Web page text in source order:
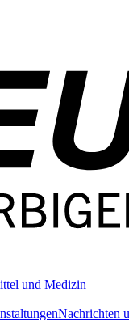
und Medizin
Nachrichten